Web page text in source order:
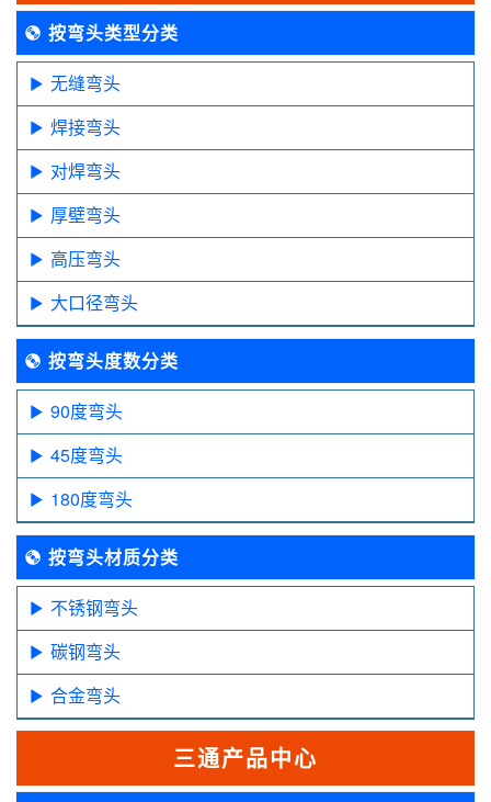
按弯头类型分类
无缝弯头
焊接弯头
对焊弯头
厚壁弯头
高压弯头
大口径弯头
按弯头度数分类
90度弯头
45度弯头
180度弯头
按弯头材质分类
不锈钢弯头
碳钢弯头
合金弯头
三通产品中心